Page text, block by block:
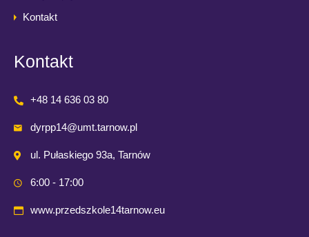
Kontakt
Kontakt
+48 14 636 03 80
dyrpp14@umt.tarnow.pl
ul. Pułaskiego 93a, Tarnów
6:00 - 17:00
www.przedszkole14tarnow.eu